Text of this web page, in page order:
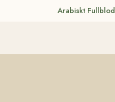
Arabiskt Fullblod